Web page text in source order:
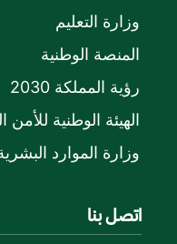
وزارة التعليم
المنصة الوطنية
رؤية المملكة 2030
الهيئة الوطنية للأمن
وزارة الموارد
اتصل بنا